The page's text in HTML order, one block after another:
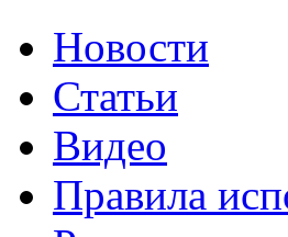
Новости
Статьи
Видео
Правила